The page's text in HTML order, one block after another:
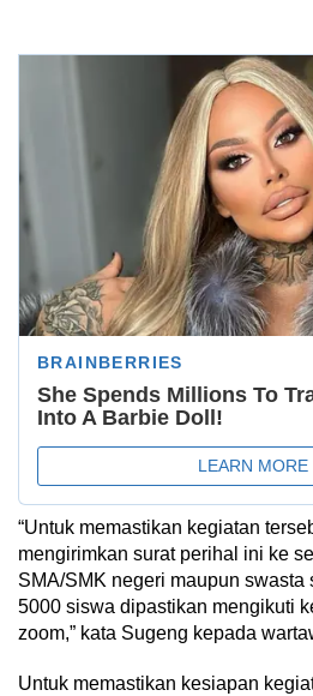
“Untuk memastikan kegiatan
mengirimkan surat perihal ini ke
SMA/SMK negeri maupun swasta
5000 siswa dipastikan mengikuti
zoom,” kata Sugeng kepada
Untuk memastikan kesiapan